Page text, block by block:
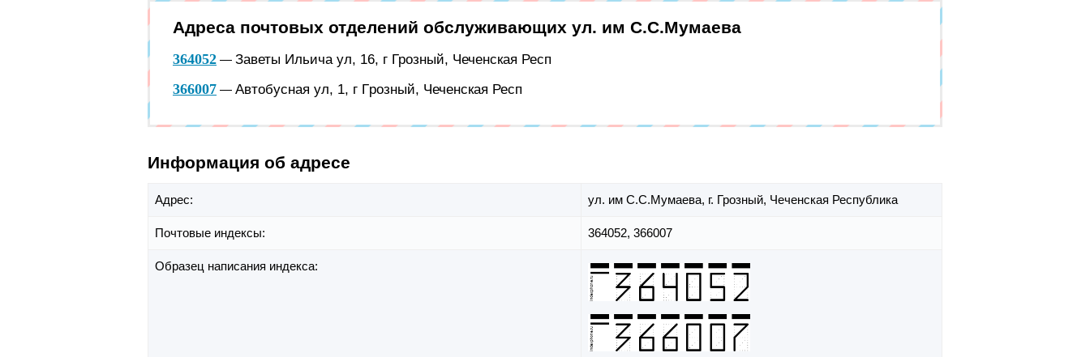
Адреса почтовых отделений обслуживающих ул. им С.С.Мумаева
364052 — Заветы Ильича ул, 16, г Грозный, Чеченская Респ
366007 — Автобусная ул, 1, г Грозный, Чеченская Респ
Информация об адресе
Адрес: ул. им С.С.Мумаева, г. Грозный, Чеченская Республика
Почтовые индексы: 364052, 366007
Образец написания индекса: